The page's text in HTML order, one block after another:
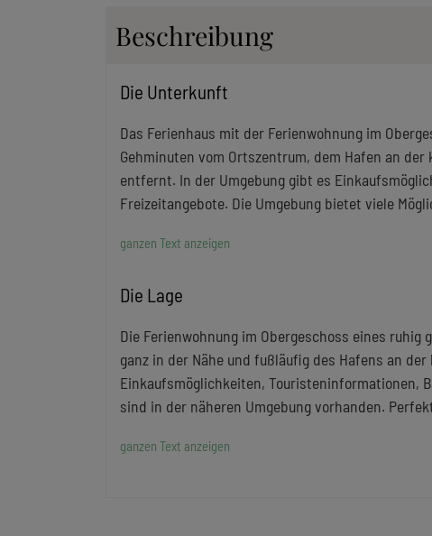
Beschreibung
Die Unterkunft
Das Ferienhaus mit der Ferienwohnung im
Gehminuten vom Ortszentrum, dem Hafen an
entfernt. In der Umgebung gibt es
Freizeitangebote. Die Umgebung bietet viele
ganzen Text anzeigen
Die Lage
Die Ferienwohnung im Obergeschoss eines
ganz in der Nähe und fußläufig des Hafens an
Einkaufsmöglichkeiten, Touristeninformationen,
sind in der näheren Umgebung vorhanden.
ganzen Text anzeigen